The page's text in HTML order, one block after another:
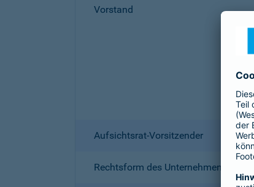
Vorstand
Aufsichtsrat-Vorsitzender
Rechtsform des Unternehmens